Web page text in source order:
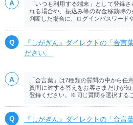
「いつも利用する端末」として登録
れる場合や、振込み等の資金移動時
判断した場合に、ログインパスワード
『しがぎん』ダイレクトの「合言
ださい。
「合言葉」は7種類の質問の中から任
質問に対する答えをお客さまだけが
登録ください。※同じ質問を選択する
『しがぎん』ダイレクトの「合言